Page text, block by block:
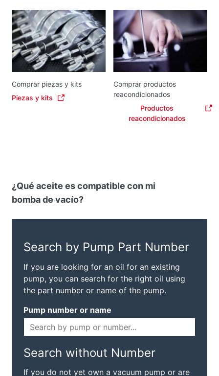
Comprar piezas y kits
Piezas y kits
Comprar productos
reacondicionados
Productos
reacondicionados
¿Qué aceite es compatible con mi
bomba de vacío?